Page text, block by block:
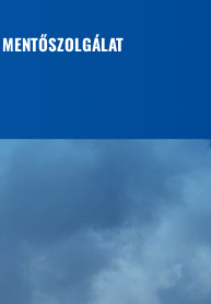
MENTŐSZOLGÁLAT